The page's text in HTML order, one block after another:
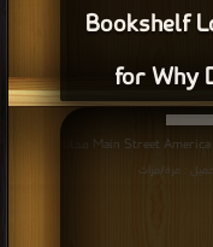
Bookshelf
for Why
قراءة و تحميل كتاب كتاب Main Street America and the Third World PDF مجانا
: مرة/مرات